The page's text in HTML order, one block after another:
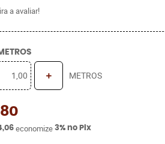
a avaliar!
METROS
economize 3% no Pix